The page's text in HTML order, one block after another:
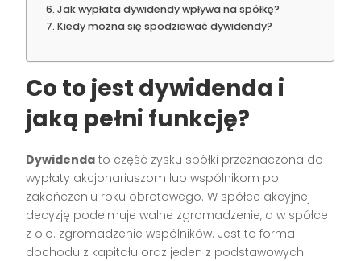
Jak wypłata dywidendy wpływa na spółkę?
Kiedy można się spodziewać dywidendy?
Co to jest dywidenda i
jaką pełni funkcję?
Dywidenda to część zysku spółki przeznaczona do
wypłaty akcjonariuszom lub wspólnikom po
zakończeniu roku obrotowego. W spółce akcyjnej
decyzję podejmuje walne zgromadzenie, a w spółce
z o.o. zgromadzenie wspólników. Jest to forma
dochodu z kapitału oraz jeden z podstawowych